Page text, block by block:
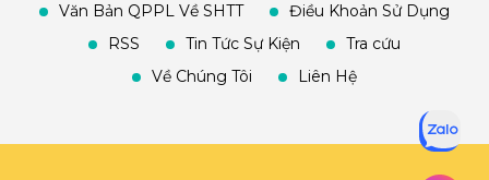
Văn Bản QPPL Về SHTT
Điều Khoản Sử Dụng
RSS
Tin Tức Sự Kiện
Tra cứu
Về Chúng Tôi
Liên Hệ